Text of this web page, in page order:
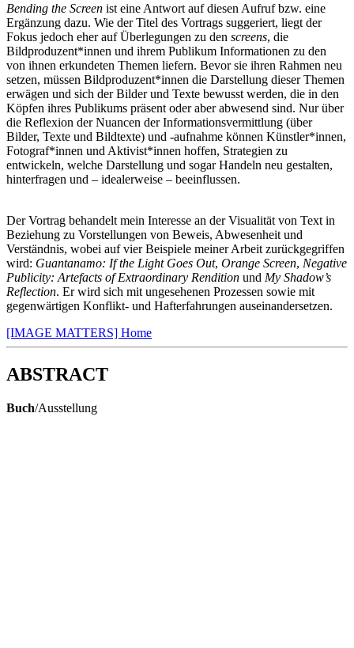
Bending the Screen ist eine Antwort auf diesen Aufruf bzw. eine
Ergänzung dazu. Wie der Titel des Vortrags suggeriert, liegt der
Fokus jedoch eher auf Überlegungen zu den screens, die
Bildproduzent*innen und ihrem Publikum Informationen zu den
von ihnen erkundeten Themen liefern. Bevor sie ihren Rahmen neu
setzen, müssen Bildproduzent*innen die Darstellung dieser Themen
erwägen und sich der Bilder und Texte bewusst werden, die in den
Köpfen ihres Publikums präsent oder aber abwesend sind. Nur über
die Reflexion der Nuancen der Informationsvermittlung (über
Bilder, Texte und Bildtexte) und -aufnahme können Künstler*innen,
Fotograf*innen und Aktivist*innen hoffen, Strategien zu
entwickeln, welche Darstellung und sogar Handeln neu gestalten,
hinterfragen und – idealerweise – beeinflussen.
Der Vortrag behandelt mein Interesse an der Visualität von Text in
Beziehung zu Vorstellungen von Beweis, Abwesenheit und
Verständnis, wobei auf vier Beispiele meiner Arbeit zurückgegriffen
wird: Guantanamo: If the Light Goes Out, Orange Screen, Negative
Publicity: Artefacts of Extraordinary Rendition und My Shadow’s
Reflection. Er wird sich mit ungesehenen Prozessen sowie mit
gegenwärtigen Konflikt- und Hafterfahrungen auseinandersetzen.
[IMAGE MATTERS] Home
ABSTRACT
Buch/Ausstellung